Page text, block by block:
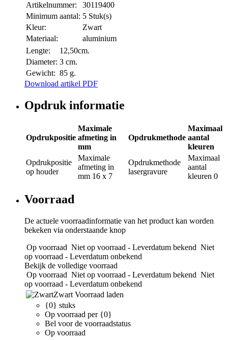
Artikelnummer:
30119400
Minimum aantal: 5 Stuk(s)
Kleur:
Zwart
Materiaal:
aluminium
Lengte:
12,50cm.
Diameter: 3 cm.
Gewicht: 85 g.
Download artikel PDF
Opdruk informatie
Opdrukpositie
Maximale
afmeting in
mm
Opdrukmethode
Maximaal
aantal
kleuren
Opdrukpositie
op houder
Maximale
afmeting in
mm 16 x 7
Opdrukmethode
lasergravure
Maximaal
aantal
kleuren 0
Voorraad
De actuele voorraadinformatie van het product kan worden
bekeken via onderstaande knop
Op voorraad Niet op voorraad - Leverdatum bekend Niet
op voorraad - Leverdatum onbekend
Bekijk de volledige voorraad
Op voorraad Niet op voorraad - Leverdatum bekend Niet
op voorraad - Leverdatum onbekend
Zwart Voorraad laden
{0} stuks
Op voorraad per {0}
Bel voor de voorraadstatus
Op voorraad